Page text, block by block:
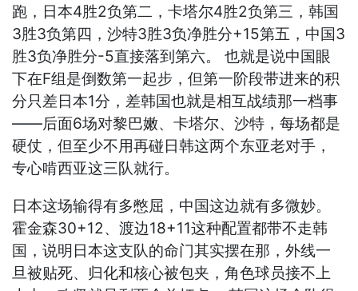
跑，日本4胜2负第二，卡塔尔4胜2负第三，韩国
3胜3负第四，沙特3胜3负净胜分+15第五，中国3
胜3负净胜分-5直接落到第六。 也就是说中国眼
下在F组是倒数第一起步，但第一阶段带进来的积
分只差日本1分，差韩国也就是相互战绩那一档事
——后面6场对黎巴嫩、卡塔尔、沙特，每场都是
硬仗，但至少不用再碰日韩这两个东亚老对手，
专心啃西亚这三队就行。
日本这场输得有多憋屈，中国这边就有多微妙。
霍金森30+12、渡边18+11这种配置都带不走韩
国，说明日本这支队的命门其实摆在那，外线一
旦被贴死、归化和核心被包夹，角色球员接不上